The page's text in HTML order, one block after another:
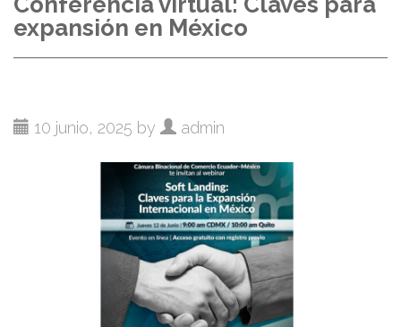
expansión en México
10 junio, 2025 by admin